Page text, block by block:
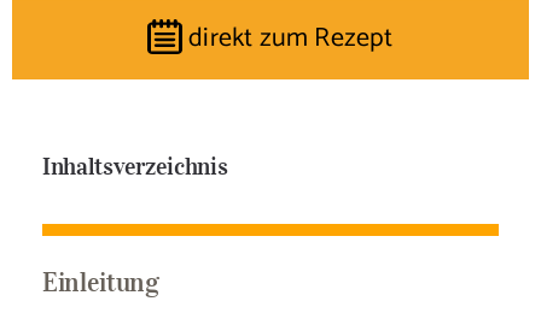
direkt zum Rezept
Inhaltsverzeichnis
Einleitung